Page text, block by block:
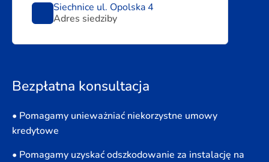
Siechnice ul. Opolska 4
Adres siedziby
Bezpłatna konsultacja
• Pomagamy unieważniać niekorzystne umowy
kredytowe
• Pomagamy uzyskać odszkodowanie za instalację na